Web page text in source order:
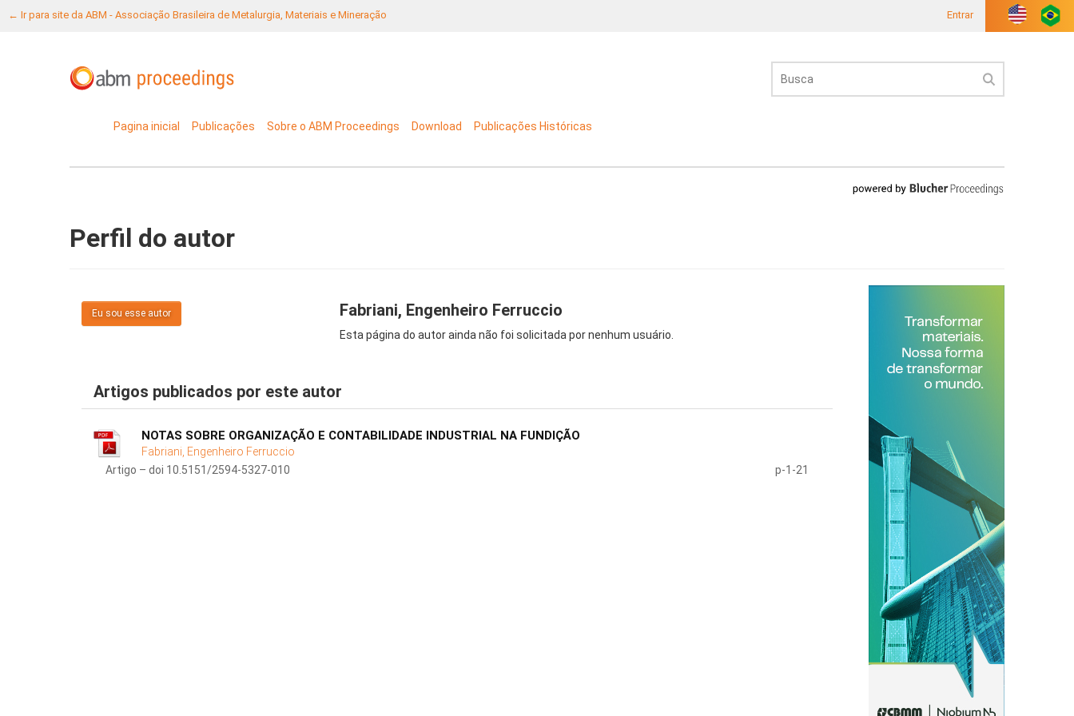
← Ir para site da ABM - Associação Brasileira de Metalurgia, Materiais e Mineração Entrar
Pagina inicial Publicações Sobre o ABM Proceedings Download Publicações Históricas
Perfil do autor
Eu sou esse autor Fabriani, Engenheiro Ferruccio
Esta página do autor ainda não foi solicitada por nenhum usuário.
Artigos publicados por este autor
NOTAS SOBRE ORGANIZAÇÃO E CONTABILIDADE INDUSTRIAL NA FUNDIÇÃO
Fabriani, Engenheiro Ferruccio
Artigo – doi 10.5151/2594-5327-010
p-1-21